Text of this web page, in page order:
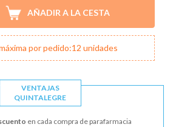
AÑADIR A LA CESTA
por pedido:12 unidades
VENTAJAS
QUINTALEGRE
en cada compra de parafarmacia